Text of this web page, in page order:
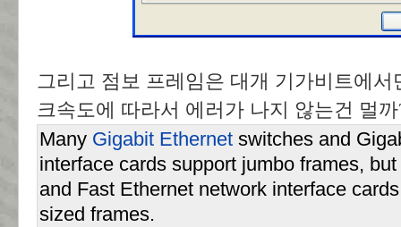
그리고 점보 프레임은 대개 기가비트에
크속도에 따라서 에러가 나지 않는건 멀까
Many Gigabit Ethernet switches and
interface cards support jumbo frames,
and Fast Ethernet network interface
sized frames.